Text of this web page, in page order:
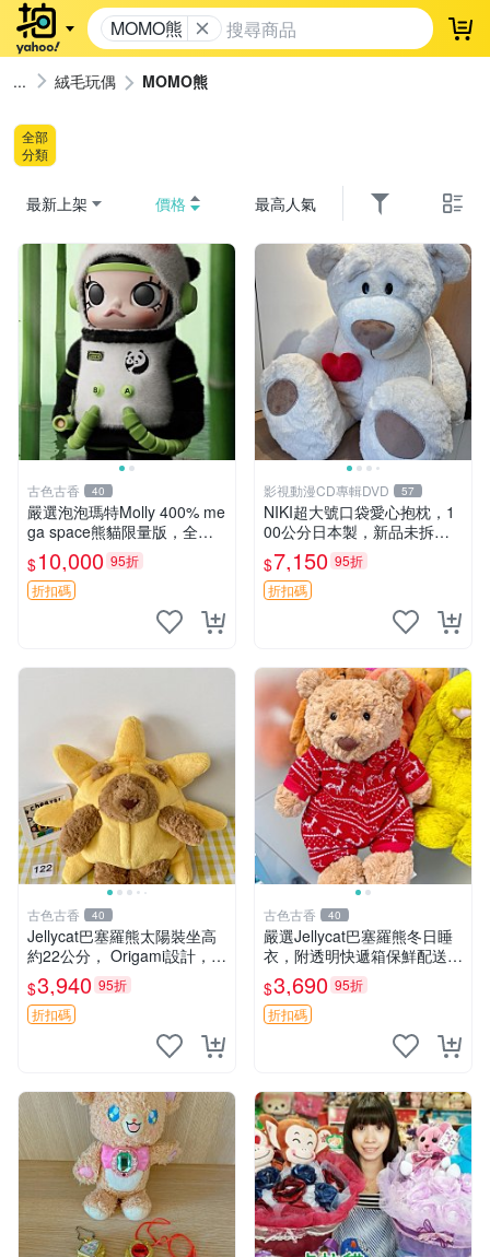
MOMO熊 登
絨毛玩偶 MOMO熊
全部
分類
最新上架 價格 最高人氣
古色古香 40
嚴選泡泡瑪特Molly 400% me
ga space熊貓限量版，全新
附原Packaging。拍下即視頻
確認。 泡泡瑪特 Molly 400%
熊貓 新
$10,000 95折
折扣碼
影視動漫CD專輯DVD 57
NIKI超大號口袋愛心抱枕，1
00公分日本製，新品未拆封
胖嘟嘟收藏推薦 愛心抱枕 日
本 抱枕
$7,150 95折
折扣碼
古色古香 40
Jellycat巴塞羅熊太陽裝坐高
約22公分， Origami設計，來
自越南。嚴選 Recommendat
ion！巴塞羅、 Origami熊、J
elly
$3,940 95折
折扣碼
古色古香 40
嚴選Jellycat巴塞羅熊冬日睡
衣，附透明快遞箱保鮮配送，
童趣可愛可收藏 巴塞羅熊 睡
衣 透明袋
$3,690 95折
折扣碼